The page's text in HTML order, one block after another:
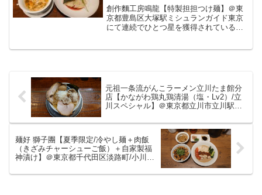
つ星を獲得されているお店です。
細い麺と表面に担担ソースその下
からは旨味ふくよかな醤油スープ
た。
創作麵工房鳴龍【特製担担つけ麺】＠東
京都豊島区大塚駅ミシュランガイド東京
にて連続でひとつ星を獲得されているお
元祖一条流がんこラーメン立川たま館分
店【かながわ鶏丸鶏清湯（塩・Lv2）/立
川スペシャル】＠東京都立川市立川駅
ープとのこと。じんわりと染み渡る美味
しい清湯ラーメンをいただきました。
麺好 獅子團【夏季限定/冷やし麺＋肉飯
（きざみチャーシューご飯）＋自家製福
神漬け】＠東京都千代田区淡路町/小川町
麻バンバンジーに味変の痺れ胡麻マー油